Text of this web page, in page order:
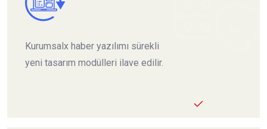
Kurumsalx haber yazılımı sürekli
yeni tasarım modülleri ilave edilir.